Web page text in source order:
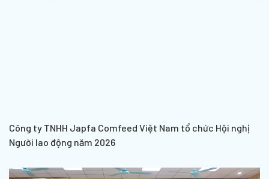
Công ty TNHH Japfa Comfeed Việt Nam tổ chức Hội nghị
Người lao động năm 2026